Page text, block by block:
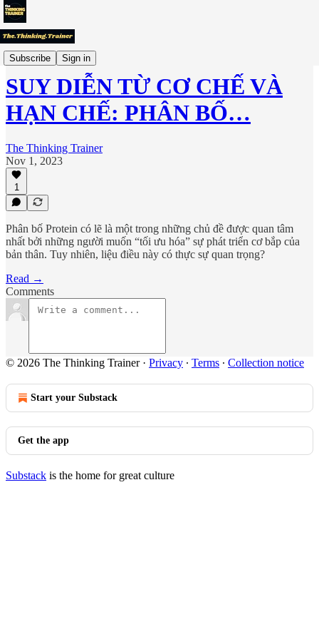
Subscribe Sign in
"Chuyên Gia" Thế Giới Nói Gì?
SUY DIỄN TỪ CƠ CHẾ VÀ
HẠN CHẾ: PHÂN BỐ…
The Thinking Trainer
Nov 1, 2023
1
Phân bố Protein có lẽ là một trong những chủ đề được quan tâm
nhất bởi những người muốn “tối ưu hóa” sự phát triển cơ bắp của
bản thân. Tuy nhiên, liệu điều này có thực sự quan trọng?
Read →
Comments
© 2026 The Thinking Trainer· Privacy ∙ Terms ∙ Collection notice
Start your Substack
Get the app
Substack is the home for great culture